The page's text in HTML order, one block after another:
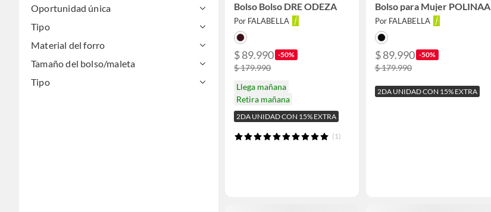
Oportunidad única
Tipo
Material del forro
Tamaño del bolso/maleta
Tipo
Bolso Bolso DRE ODEZA
Por FALABELLA
$ 89.990 -50%
$ 179.990
Llega mañana
Retira mañana
2DA UNIDAD CON 15% EXTRA
(1)
Bolso para Mujer POLINAA
Por FALABELLA
$ 89.990 -50%
$ 179.990
2DA UNIDAD CON 15% EXTRA